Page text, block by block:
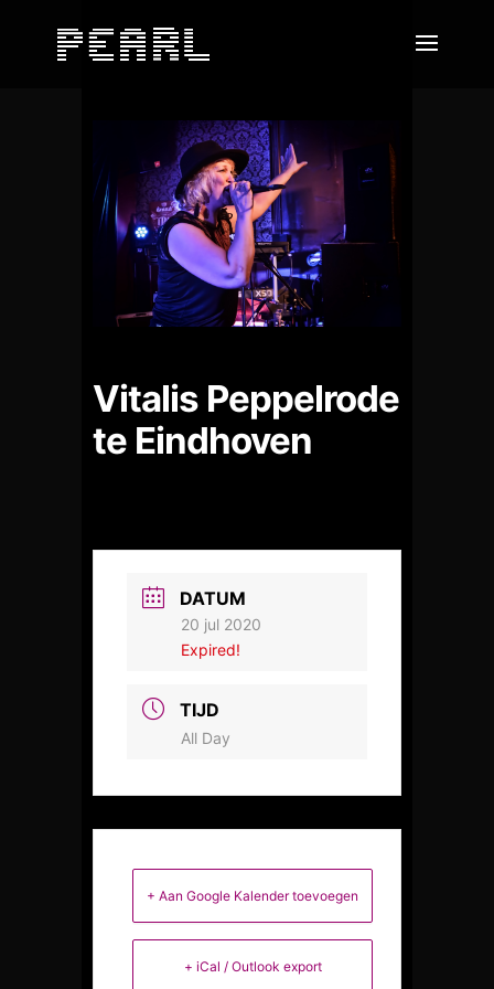
Vitalis Peppelrode
te Eindhoven
DATUM
20 jul 2020
Expired!
TIJD
All Day
+ Aan Google Kalender toevoegen
+ iCal / Outlook export